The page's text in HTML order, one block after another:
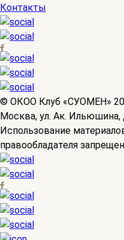
Контакты
© OКОО Клуб «СУОМЕН»
Москва, ул. Ак. Ильюшина,
Использование
правообладателя